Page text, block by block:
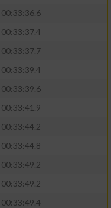
00:33:36.6
00:33:37.4
00:33:37.7
00:33:39.4
00:33:39.6
00:33:41.9
00:33:44.2
00:33:44.8
00:33:49.2
00:33:49.2
00:33:49.4